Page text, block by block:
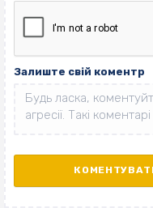
Залиште свій коментр